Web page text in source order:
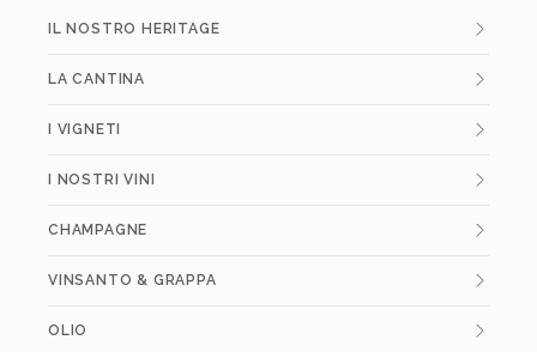
IL NOSTRO HERITAGE
LA CANTINA
I VIGNETI
I NOSTRI VINI
CHAMPAGNE
VINSANTO & GRAPPA
OLIO